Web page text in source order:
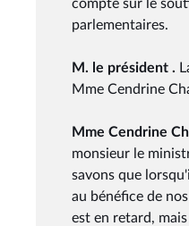
compte sur le
parlementaires.
M. le président .
Mme Cendrine
Mme Cendrine
monsieur le
savons que
au bénéfice de
est en retard,